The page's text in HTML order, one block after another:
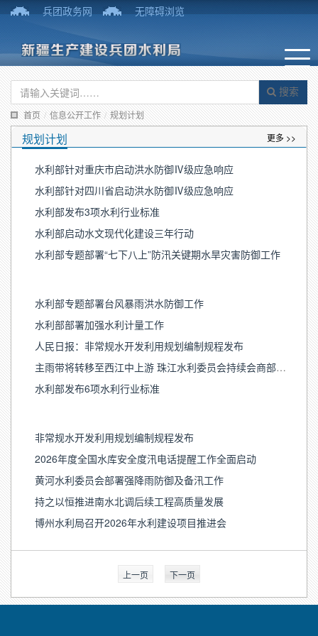
兵团政务网 无障碍浏览
搜索
首页 / 信息公开工作 / 规划计划
规划计划 更多 >>
水利部针对重庆市启动洪水防御Ⅳ级应急响应
水利部针对四川省启动洪水防御Ⅳ级应急响应
水利部发布3项水利行业标准
水利部启动水文现代化建设三年行动
水利部专题部署“七下八上”防汛关键期水旱灾害防御工作
水利部专题部署台风暴雨洪水防御工作
水利部部署加强水利计量工作
人民日报：非常规水开发利用规划编制规程发布
主雨带将转移至西江中上游 珠江水利委员会持续会商部署防御工作
水利部发布6项水利行业标准
非常规水开发利用规划编制规程发布
2026年度全国水库安全度汛电话提醒工作全面启动
黄河水利委员会部署强降雨防御及备汛工作
持之以恒推进南水北调后续工程高质量发展
博州水利局召开2026年水利建设项目推进会
上一页 下一页